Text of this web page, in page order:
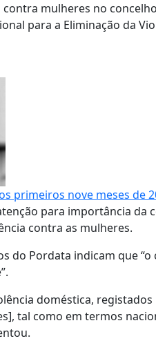
mulheres no
para a Eliminação da
primeiros nove meses de
para importância da
contra as mulheres.
do Pordata indicam que
doméstica,
tal como em termos